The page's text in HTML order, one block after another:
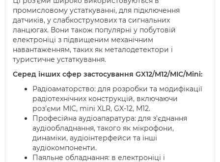
промисловому устаткуванні, для підключення
датчиків, у слабкострумових та сигнальних
ланцюгах. Вони також популярні у побутовій
електроніці з підвищеним механічним
навантаженням, таких як металодетектори і
туристичне устаткування.
Серед інших сфер застосування GX12/M12/MIC/Mini:
Радіоаматорство: для розробки та модифікації
радіотехнічних конструкцій, включаючи
роз'єми MIC, mini XLR, GX-12, M12.
Професійна аудіоапаратура: для з'єднання
аудіообладнання, такого як мікрофони,
динаміки, аудіоінтерфейси та інші
аудіокомпоненти.
Паяльне обладнання: в електроніці і